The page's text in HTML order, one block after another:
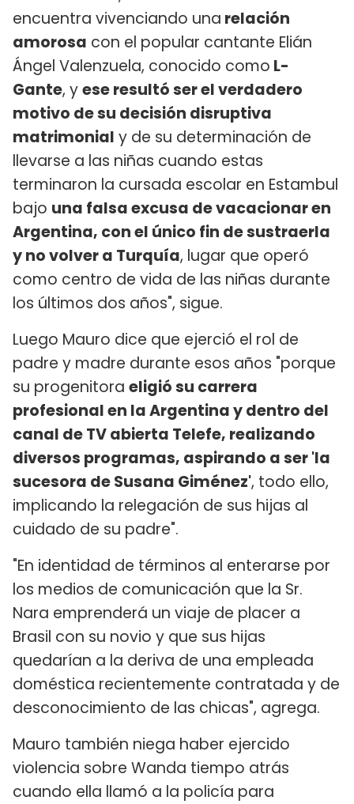
encuentra vivenciando una relación
amorosa con el popular cantante Elián
Ángel Valenzuela, conocido como L-
Gante, yese resultó ser el verdadero
motivo de su decisión disruptiva
matrimonial y de su determinación de
llevarse a las niñas cuando estas
terminaron la cursada escolar en Estambul
bajo una falsa excusa de vacacionar en
Argentina, con el único fin de sustraerla
y no volver a Turquía, lugar que operó
como centro de vida de las niñas durante
los últimos dos años", sigue.
Luego Mauro dice que ejerció el rol de
padre y madre durante esos años "porque
su progenitora eligió su carrera
profesional en la Argentina y dentro del
canal de TV abierta Telefe, realizando
diversos programas, aspirando a ser 'la
sucesora de Susana Giménez', todo ello,
implicando la relegación de sus hijas al
cuidado de su padre".
"En identidad de términos al enterarse por
los medios de comunicación que la Sr.
Nara emprenderá un viaje de placer a
Brasil con su novio y que sus hijas
quedarían a la deriva de una empleada
doméstica recientemente contratada y de
desconocimiento de las chicas", agrega.
Mauro también niega haber ejercido
violencia sobre Wanda tiempo atrás
cuando ella llamó a la policía para